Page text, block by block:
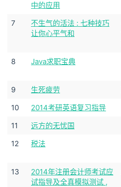
中的应用
7
不生气的活法 : 七种技巧
让你心平气和
8 Java求职宝典
9 生死疲劳
10
2014考研英语复习指导
11
远方的无忧国
12
税法
13
2014年注册会计师考试应
试指导及全真模拟测试 ,